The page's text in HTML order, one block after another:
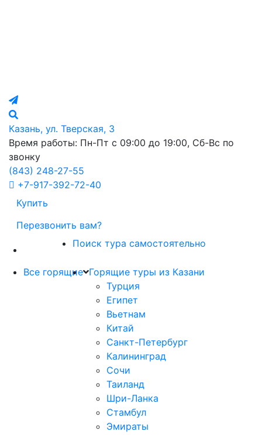
Казань, ул. Тверская, 3
Время работы: Пн-Пт с 09:00 до 19:00, Сб-Вс по
звонку
(843) 248-27-55
+7-917-392-72-40
Купить
Перезвонить вам?
Поиск тура самостоятельно
Все горящие Горящие туры из Казани
Турция
Египет
Вьетнам
Китай
Санкт-Петербург
Калининград
Сочи
Таиланд
Шри-Ланка
Стамбул
Эмираты